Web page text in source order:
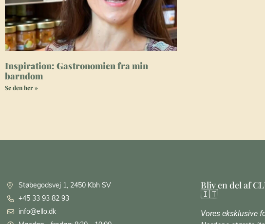
Inspiration: Gastronomien fra min
barndom
Se den her »
Støbegodsvej 1, 2450 Kbh SV
+45 33 93 82 93
info@ello.dk
Bliv en del af
🇮🇹
Vores eksklusive